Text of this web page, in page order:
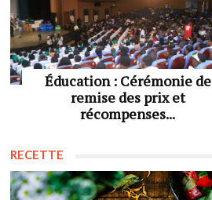
Éducation : Cérémonie de
remise des prix et
récompenses...
RECETTE